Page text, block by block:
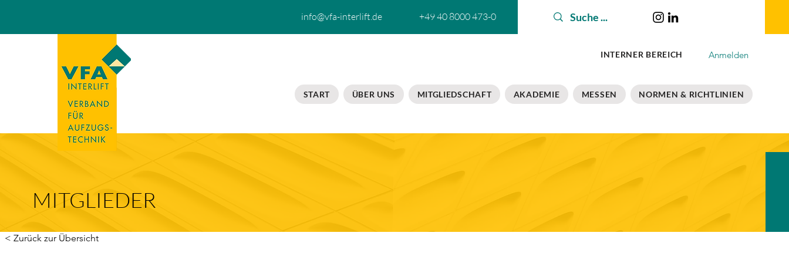
info@vfa-interlift.de +49 40 8000 473-0
INTERNER BEREICH Anmelden
START ÜBER UNS MITGLIEDSCHAFT AKADEMIE MESSEN NORMEN & RICHTLINIEN
MITGLIEDER
< Zurück zur Übersicht